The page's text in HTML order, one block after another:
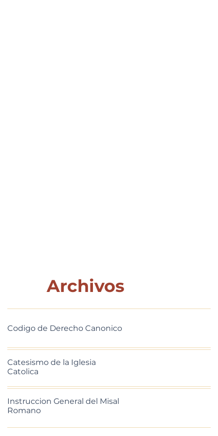
Archivos
Codigo de Derecho Canonico
Catesismo de la Iglesia
Catolica
Instruccion General del Misal
Romano